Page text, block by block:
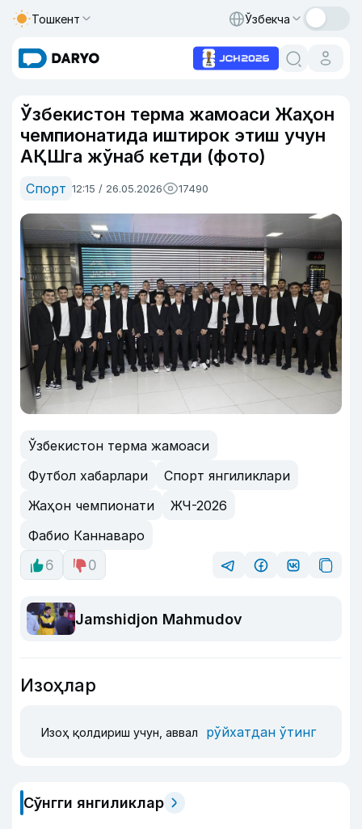
Тошкент Ўзбекча
Ўзбекистон терма жамоаси Жаҳон
чемпионатида иштирок этиш учун
АҚШга жўнаб кетди (фото)
Спорт 12:15 / 26.05.2026 17490
Ўзбекистон терма жамоаси
Футбол хабарлари
Спорт янгиликлари
Жаҳон чемпионати
ЖЧ-2026
Фабио Каннаваро
6
0
Jamshidjon Mahmudov
Изоҳлар
Изоҳ қолдириш учун, аввал рўйхатдан ўтинг
Сўнгги янгиликлар